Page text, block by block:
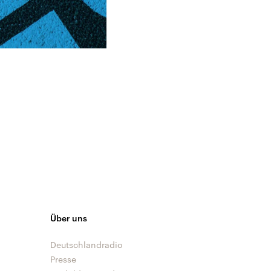
Über uns
Deutschlandradio
Presse